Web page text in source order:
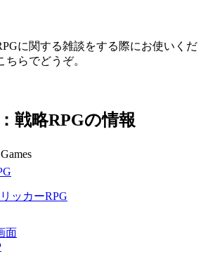
に関する雑談をする際にお使いくだ
らでどうぞ。
戦略RPGの情報
ッカーRPG
面